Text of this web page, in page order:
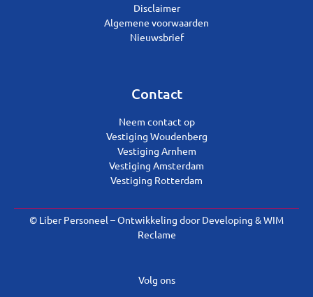
Disclaimer
Algemene voorwaarden
Nieuwsbrief
Contact
Neem contact op
Vestiging Woudenberg
Vestiging Arnhem
Vestiging Amsterdam
Vestiging Rotterdam
© Liber Personeel – Ontwikkeling doorDeveloping &WIM
Reclame
Volg ons